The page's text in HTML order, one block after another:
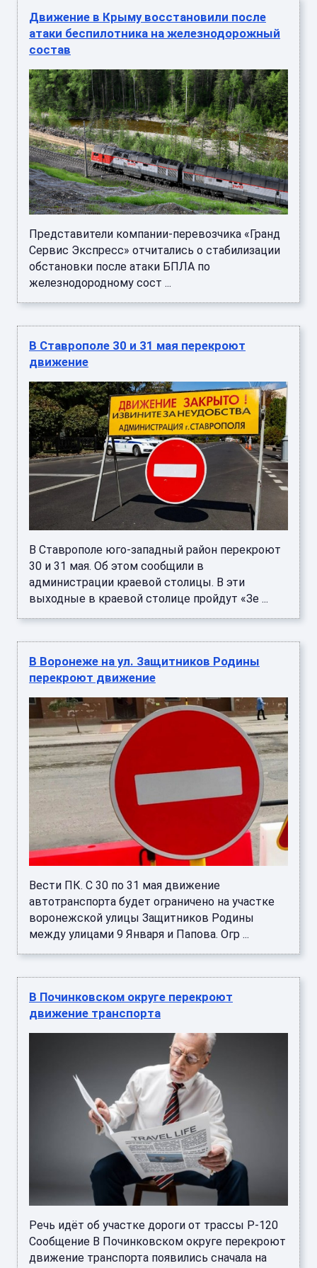
Движение в Крыму восстановили после
атаки беспилотника на железнодорожный
состав
Представители компании-перевозчика «Гранд
Сервис Экспресс» отчитались о стабилизации
обстановки после атаки БПЛА по
железнодородному сост ...
В Ставрополе 30 и 31 мая перекроют
движение
В Ставрополе юго-западный район перекроют
30 и 31 мая. Об этом сообщили в
администрации краевой столицы. В эти
выходные в краевой столице пройдут «Зе ...
В Воронеже на ул. Защитников Родины
перекроют движение
Вести ПК. С 30 по 31 мая движение
автотранспорта будет ограничено на участке
воронежской улицы Защитников Родины
между улицами 9 Января и Папова. Огр ...
В Починковском округе перекроют
движение транспорта
Речь идёт об участке дороги от трассы Р-120
Сообщение В Починковском округе перекроют
движение транспорта появились сначала на